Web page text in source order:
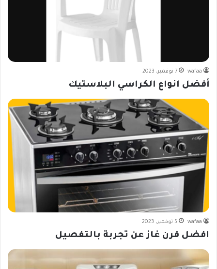
wafaa 7 نوفمبر، 2023
أفضل انواع الكراسي البلاستيك
wafaa 5 نوفمبر، 2023
افضل فرن غاز عن تجربة بالتفصيل